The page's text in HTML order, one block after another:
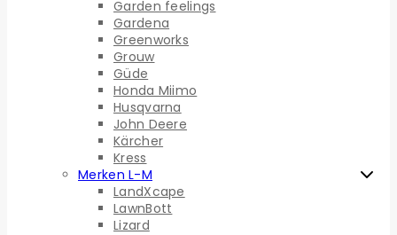
Garden feelings
Gardena
Greenworks
Grouw
Güde
Honda Miimo
Husqvarna
John Deere
Kärcher
Kress
Merken L-M
LandXcape
LawnBott
Lizard